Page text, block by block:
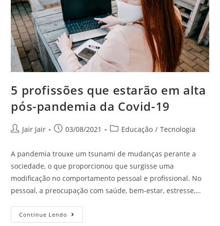
5 profissões que estarão em alta
pós-pandemia da Covid-19
Jair Jair 03/08/2021 Educação / Tecnologia
A pandemia trouxe um tsunami de mudanças perante a
sociedade, o que proporcionou que surgisse uma
modificação no comportamento pessoal e profissional. No
pessoal, a preocupação com saúde, bem-estar, estresse,…
Continue Lendo